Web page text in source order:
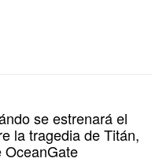
se estrenará el
la tragedia de Titán,
OceanGate